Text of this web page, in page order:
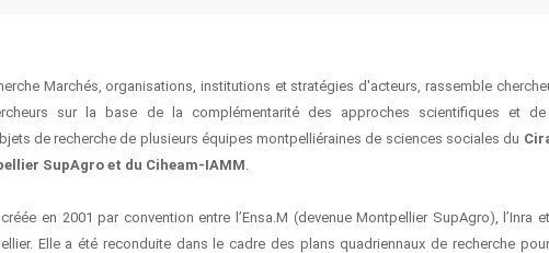
Marchés, organisations, institutions et stratégies d'acteurs, rassemble
sur la base de la complémentarité des approches scientifiques et
de recherche de plusieurs équipes montpelliéraines de sciences sociales du
SupAgro et du Ciheam-IAMM.
en 2001 par convention entre l’Ensa.M (devenue Montpellier SupAgro), l’Inra
Elle a été reconduite dans le cadre des plans quadriennaux de recherche